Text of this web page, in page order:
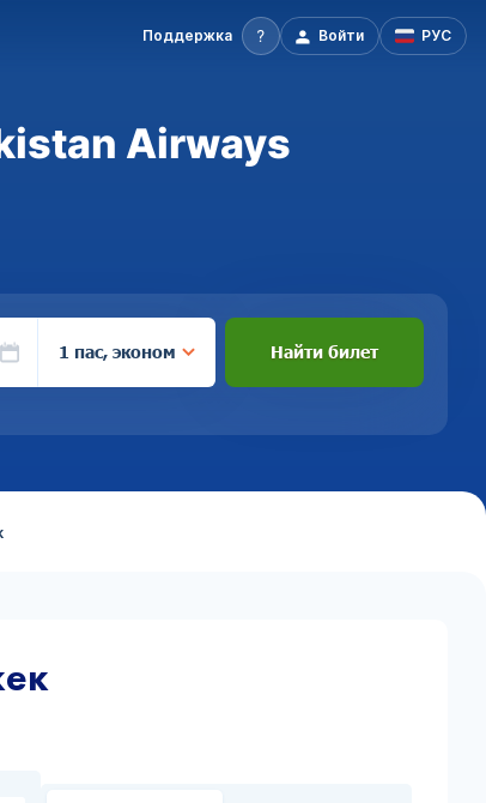
Поддержка Войти РУС
Airways
1 пас, эконом Найти билет